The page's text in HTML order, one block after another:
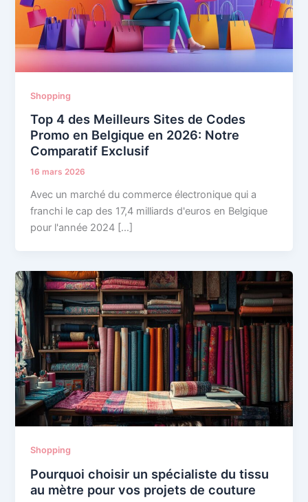
Shopping
Top 4 des Meilleurs Sites de Codes
Promo en Belgique en 2026: Notre
Comparatif Exclusif
16 mars 2026
Avec un marché du commerce électronique qui a
franchi le cap des 17,4 milliards d'euros en Belgique
pour l'année 2024 […]
Shopping
Pourquoi choisir un spécialiste du tissu
au mètre pour vos projets de couture